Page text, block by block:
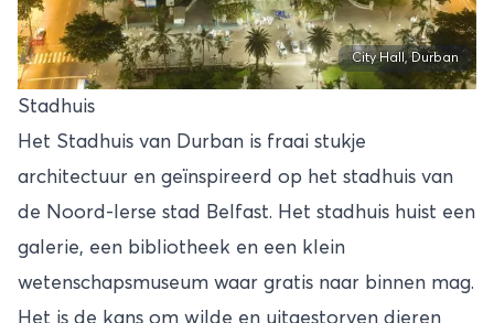
City Hall, Durban
Stadhuis
Het Stadhuis van Durban is fraai stukje
architectuur en geïnspireerd op het stadhuis van
de Noord-Ierse stad Belfast. Het stadhuis huist een
galerie, een bibliotheek en een klein
wetenschapsmuseum waar gratis naar binnen mag.
Het is de kans om wilde en uitgestorven dieren